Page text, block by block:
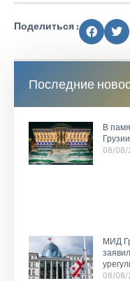
Поделиться :
Последние
В
08/08/
МИД
08/08/